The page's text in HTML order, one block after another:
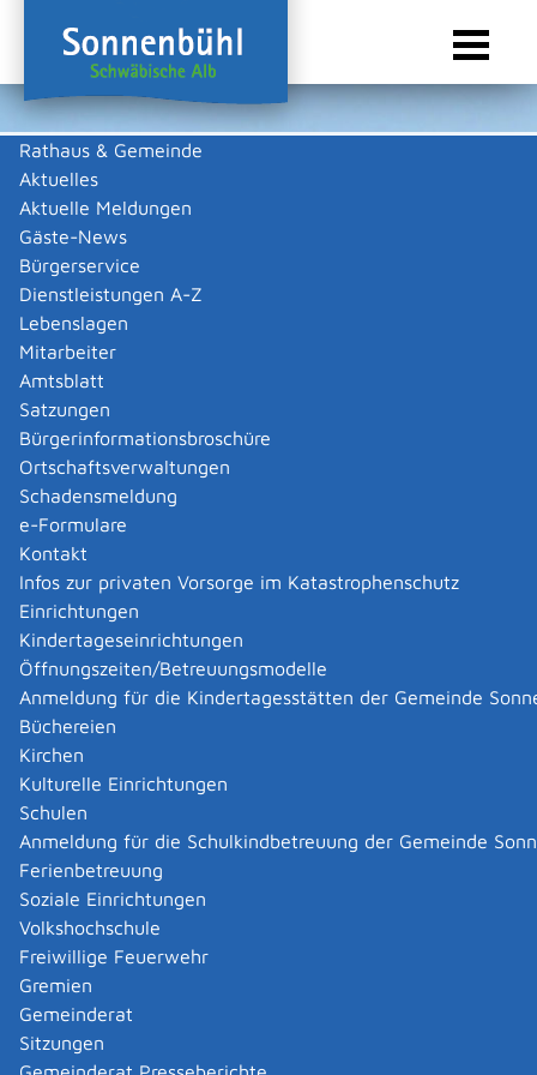
Rathaus & Gemeinde
Aktuelles
Aktuelle Meldungen
Gäste-News
Bürgerservice
Dienstleistungen A-Z
Lebenslagen
Mitarbeiter
Amtsblatt
Satzungen
Bürgerinformationsbroschüre
Ortschaftsverwaltungen
Schadensmeldung
e-Formulare
Kontakt
Infos zur privaten Vorsorge im Katastrophenschutz
Einrichtungen
Kindertageseinrichtungen
Öffnungszeiten/Betreuungsmodelle
Anmeldung für die Kindertagesstätten der Gemeinde
Büchereien
Kirchen
Kulturelle Einrichtungen
Schulen
Anmeldung für die Schulkindbetreuung der Gemeinde
Ferienbetreuung
Soziale Einrichtungen
Volkshochschule
Freiwillige Feuerwehr
Gremien
Gemeinderat
Sitzungen
Sie sind hier:
Gewerbeliste
Schmid Wasser Wärme Wohnen
Marcel Schmid
Kurzbeschreibung
Flaschnerei, Sanitär, Heizung, Wasserschaden
Beschreibung
Wasser | Wärme | Wohnen
Schmid
Zurück
||